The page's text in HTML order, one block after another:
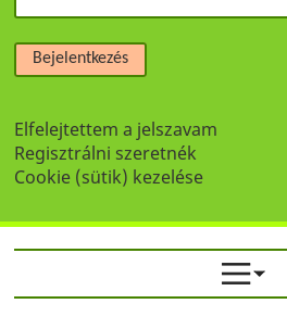
Bejelentkezés
Elfelejtettem a jelszavam
Regisztrálni szeretnék
Cookie (sütik) kezelése